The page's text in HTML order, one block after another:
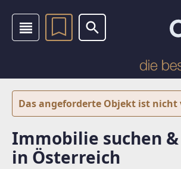
Das angeforderte Objekt ist
Immobilie suchen
in Österreich